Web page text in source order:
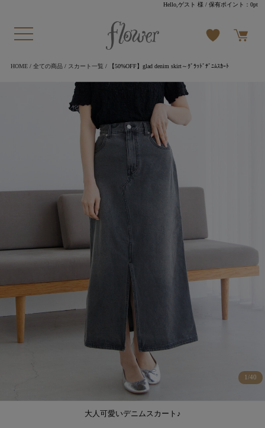
Hello,ゲスト 様 / 保有ポイント：0pt
HOME/ 全ての商品/ スカート一覧 / 【50%OFF】glad denim skirt～ｸﾞﾗｯﾄﾞﾃﾞﾆﾑｽｶｰﾄ
大人可愛いデニムスカート♪
1 /40